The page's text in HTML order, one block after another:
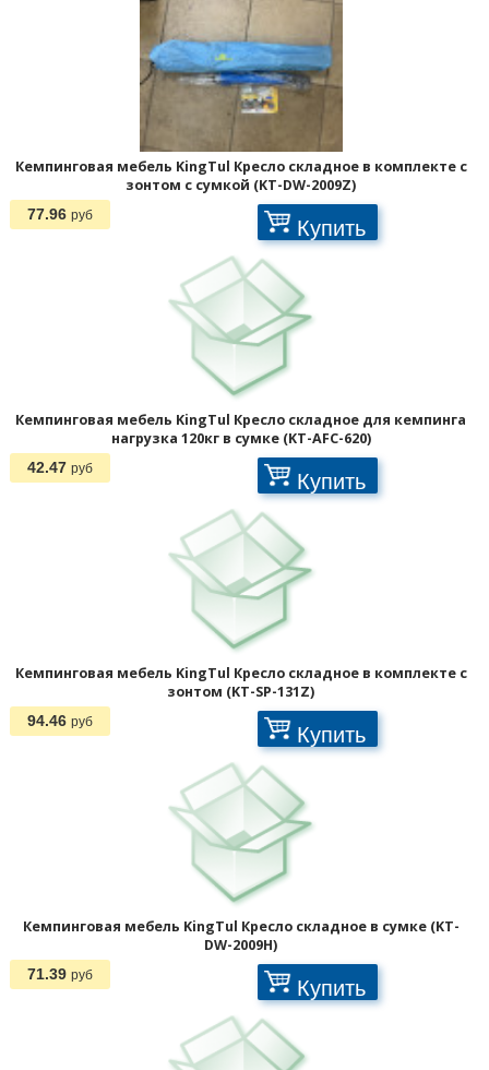
Кемпинговая мебель KingTul Кресло складное в комплекте с
зонтом с сумкой (KT-DW-2009Z)
77.96 руб Купить
Кемпинговая мебель KingTul Кресло складное для кемпинга
нагрузка 120кг в сумке (KT-AFC-620)
42.47 руб Купить
Кемпинговая мебель KingTul Кресло складное в комплекте с
зонтом (KT-SP-131Z)
94.46 руб Купить
Кемпинговая мебель KingTul Кресло складное в сумке (KT-
DW-2009H)
71.39 руб Купить